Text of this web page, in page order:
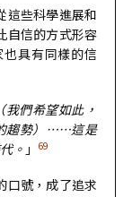
這些科學進展和
自信的方式形容
具有同樣的信
們希望如此，
趨勢）……這是
。 」 69
口號，成了追求